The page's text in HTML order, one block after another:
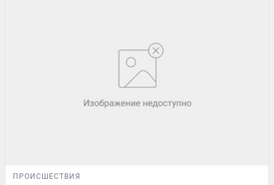
ПРОИСШЕСТВИЯ